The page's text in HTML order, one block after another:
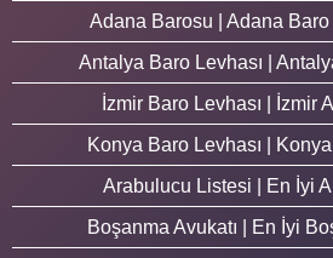
Adana Barosu | Adana
Antalya Baro Levhası |
İzmir Baro Levhası | İzmir
Konya Baro Levhası |
Arabulucu Listesi | En İyi
Boşanma Avukatı | En İyi